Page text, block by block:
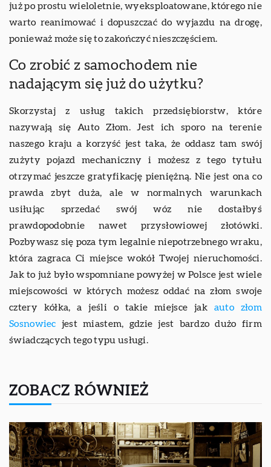
już po prostu wieloletnie, wyeksploatowane, którego nie
warto reanimować i dopuszczać do wyjazdu na drogę,
ponieważ może się to zakończyć nieszczęściem.
Co zrobić z samochodem nie
nadającym się już do użytku?
Skorzystaj z usług takich przedsiębiorstw, które
nazywają się Auto Złom. Jest ich sporo na terenie
naszego kraju a korzyść jest taka, że oddasz tam swój
zużyty pojazd mechaniczny i możesz z tego tytułu
otrzymać jeszcze gratyfikację pieniężną. Nie jest ona co
prawda zbyt duża, ale w normalnych warunkach
usiłując sprzedać swój wóz nie dostałbyś
prawdopodobnie nawet przysłowiowej złotówki.
Pozbywasz się poza tym legalnie niepotrzebnego wraku,
która zagraca Ci miejsce wokół Twojej nieruchomości.
Jak to już było wspomniane powyżej w Polsce jest wiele
miejscowości w których możesz oddać na złom swoje
cztery kółka, a jeśli o takie miejsce jak auto złom
Sosnowiec jest miastem, gdzie jest bardzo dużo firm
świadczących tego typu usługi.
ZOBACZ RÓWNIEŻ